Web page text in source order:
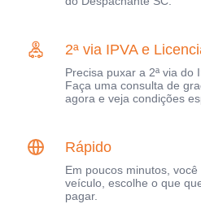
2ª via IPVA e
Precisa puxar a 2ª via do
Faça uma consulta de
agora e veja condições
Rápido
Em poucos minutos,
veículo, escolhe o que
pagar.